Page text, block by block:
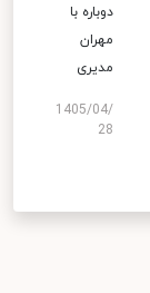
دوباره با
مهران
مدیری
1405/04/
28